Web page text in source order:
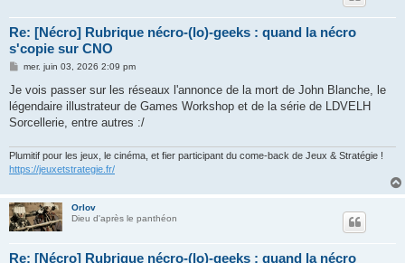
Re: [Nécro] Rubrique nécro-(lo)-geeks : quand la nécro
s'copie sur CNO
M
s
a
g
mer. juin 03, 2026 2:09 pm
Je vois passer sur les réseaux l'annonce de la mort de John Blanche, le
légendaire illustrateur de Games Workshop et de la série de LDVELH
Sorcellerie, entre autres :/
Plumitif pour les jeux, le cinéma, et fier participant du come-back de Jeux & Stratégie !
https://jeuxetstrategie.fr/
Orlov
Dieu d'après le panthéon
Re: [Nécro] Rubrique nécro-(lo)-geeks : quand la nécro